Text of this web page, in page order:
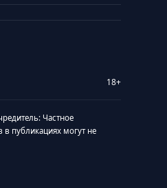
18+
Частное
публикациях могут не